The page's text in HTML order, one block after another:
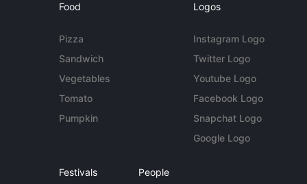
Food
Pizza
Sandwich
Vegetables
Tomato
Pumpkin
Logos
Instagram Logo
Twitter Logo
Youtube Logo
Facebook Logo
Snapchat Logo
Google Logo
Festivals People